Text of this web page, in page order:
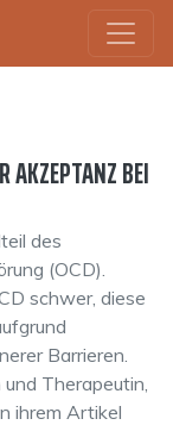
AKZEPTANZ BEI
des
(OCD).
schwer, diese
Barrieren.
Therapeutin,
ihrem Artikel